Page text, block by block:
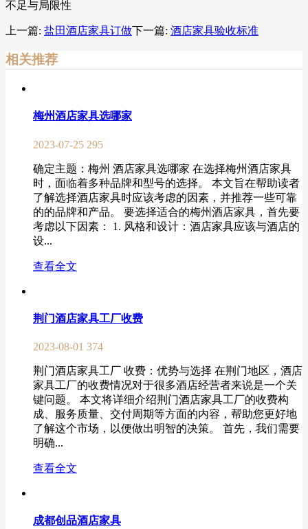
不足与局限性
上一篇: 盐田酒店家具订做下一篇: 酒店家具验收标准
相关推荐
梅州酒店家具选哪家
2023-07-25 295
确定主题：梅州 酒店家具选哪家 在选择梅州酒店家具
时，面临着多种品牌和型号的选择。 本文旨在帮助读者
了解选择酒店家具时应该考虑的因素，并推荐一些可靠
的的品牌和产品。 要选择适合的梅州酒店家具，首先要
考虑以下因素： 1. 风格和设计：酒店家具应该与酒店的
设...
查看全文
荆门酒店家具工厂收费
2023-08-01 374
荆门酒店家具工厂 收费：优势与选择 在荆门地区，酒店
家具工厂的收费情况对于很多酒店经营者来说是一个关
键问题。 本文将详细介绍荆门酒店家具工厂的收费构
成、服务质量、交付周期等方面的内容，帮助您更好地
了解这个市场，以便做出明智的决策。 首先，我们需要
明确...
查看全文
成都创品酒店家具